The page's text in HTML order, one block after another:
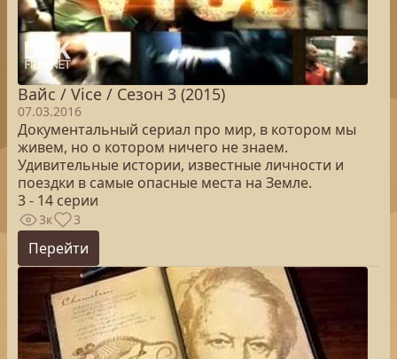
Вайс / Vice / Сезон 3 (2015)
07.03.2016
Документальный сериал про мир, в котором мы
живем, но о котором ничего не знаем.
Удивительные истории, известные личности и
поездки в самые опасные места на Земле.
3 - 14 серии
3к 3
Перейти